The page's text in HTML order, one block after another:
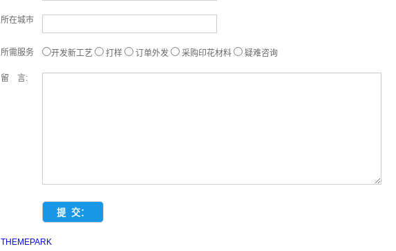
所在城市
所需服务 开发新工艺 打样 订单外发 采购印花材料 疑难咨询
留 言:
THEMEPARK